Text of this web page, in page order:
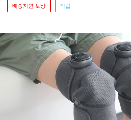
배송지연 보상 적립